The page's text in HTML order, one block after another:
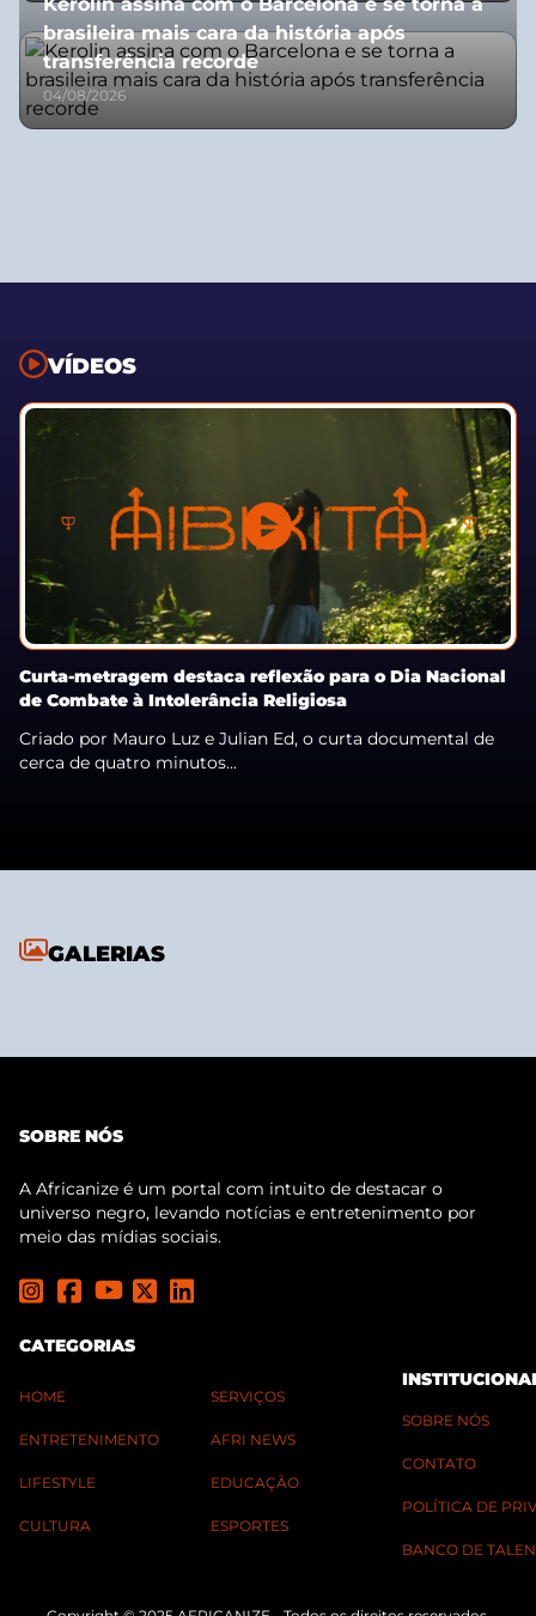
brasileira mais cara da história após
transferência recorde
04/08/2026
VÍDEOS
Curta-metragem destaca reflexão para o Dia Nacional
de Combate à Intolerância Religiosa
Criado por Mauro Luz e Julian Ed, o curta documental de
cerca de quatro minutos...
GALERIAS
SOBRE NÓS
A Africanize é um portal com intuito de destacar o
universo negro, levando notícias e entretenimento por
meio das mídias sociais.
CATEGORIAS
HOME
ENTRETENIMENTO
LIFESTYLE
CULTURA
SERVIÇOS
AFRI NEWS
EDUCAÇÃO
ESPORTES
SOBRE NÓS
CONTATO
POLÍTICA DE
BANCO DE